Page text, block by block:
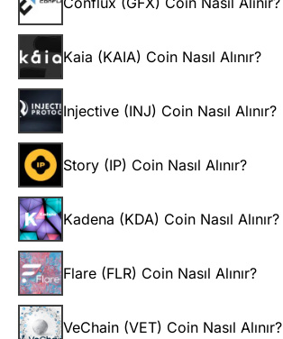
Kaia (KAIA) Coin Nasıl Alınır?
Injective (INJ) Coin Nasıl Alınır?
Story (IP) Coin Nasıl Alınır?
Kadena (KDA) Coin Nasıl Alınır?
Flare (FLR) Coin Nasıl Alınır?
VeChain (VET) Coin Nasıl Alınır?